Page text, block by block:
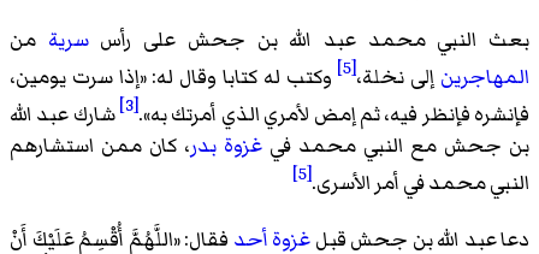
بعث النبي محمد عبد الله بن جحش على رأسسرية من
المهاجرين إلى نخلة،[5] وكتب له كتابا وقال له: «إذا سرت يومين،
فإنشره فإنظر فيه، ثم إمض لأمري الذي أمرتك به».
[3]
شارك عبد الله
بن جحش مع النبي محمد في غزوة بدر، كان ممن استشارهم
النبي محمد في أمر الأسرى.[5]
دعا عبد الله بن جحش قبلغزوة أحد فقال: «اللَّهُمَّ أُقْسِمُ عَلَيْكَ أَنْ